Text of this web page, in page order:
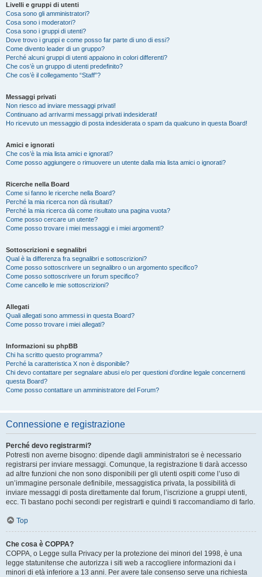
Livelli e gruppi di utenti
Cosa sono gli amministratori?
Cosa sono i moderatori?
Cosa sono i gruppi di utenti?
Dove trovo i gruppi e come posso far parte di uno di essi?
Come divento leader di un gruppo?
Perché alcuni gruppi di utenti appaiono in colori differenti?
Che cos’è un gruppo di utenti predefinito?
Che cos’è il collegamento “Staff”?
Messaggi privati
Non riesco ad inviare messaggi privati!
Continuano ad arrivarmi messaggi privati indesiderati!
Ho ricevuto un messaggio di posta indesiderata o spam da qualcuno in questa Board!
Amici e ignorati
Che cos’è la mia lista amici e ignorati?
Come posso aggiungere o rimuovere un utente dalla mia lista amici o ignorati?
Ricerche nella Board
Come si fanno le ricerche nella Board?
Perché la mia ricerca non dà risultati?
Perché la mia ricerca dà come risultato una pagina vuota?
Come posso cercare un utente?
Come posso trovare i miei messaggi e i miei argomenti?
Sottoscrizioni e segnalibri
Qual è la differenza fra segnalibri e sottoscrizioni?
Come posso sottoscrivere un segnalibro o un argomento specifico?
Come posso sottoscrivere un forum specifico?
Come cancello le mie sottoscrizioni?
Allegati
Quali allegati sono ammessi in questa Board?
Come posso trovare i miei allegati?
Informazioni su phpBB
Chi ha scritto questo programma?
Perché la caratteristica X non è disponibile?
Chi devo contattare per segnalare abusi e/o per questioni d’ordine legale concernenti
questa Board?
Come posso contattare un amministratore del Forum?
Connessione e registrazione
Perché devo registrarmi?
Potresti non averne bisogno: dipende dagli amministratori se è necessario
registrarsi per inviare messaggi. Comunque, la registrazione ti darà accesso
ad altre funzioni che non sono disponibili per gli utenti ospiti come l’uso di
un’immagine personale definibile, messaggistica privata, la possibilità di
inviare messaggi di posta direttamente dal forum, l’iscrizione a gruppi utenti,
ecc. Ti bastano pochi secondi per registrarti e quindi ti raccomandiamo di farlo.
Top
Che cosa è COPPA?
COPPA, o Legge sulla Privacy per la protezione dei minori del 1998, è una
legge statunitense che autorizza i siti web a raccogliere informazioni da i
minori di età inferiore a 13 anni. Per avere tale consenso serve una richiesta